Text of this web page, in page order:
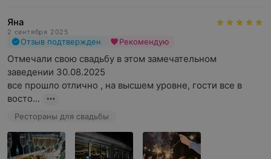
Яна
2 сентября 2025
Отзыв подтвержден Рекомендую
Отмечали свою свадьбу в этом замечательном
заведении 30.08.2025
все прошло отлично , на высшем уровне, гости все в
восто...
Рестораны для свадьбы